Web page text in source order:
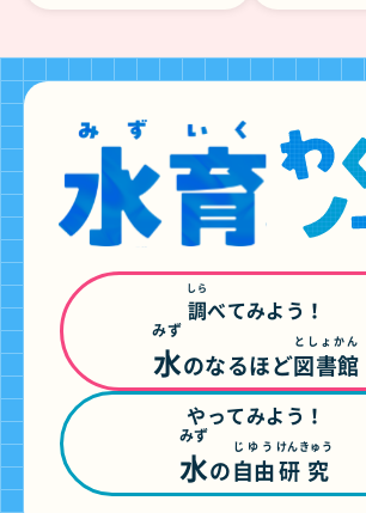
調
しら
べてみよう！
水
みず
のなるほど図書館
としょかん
やってみよう！
水
みず
の自由
じゆう
研究
けんきゅう